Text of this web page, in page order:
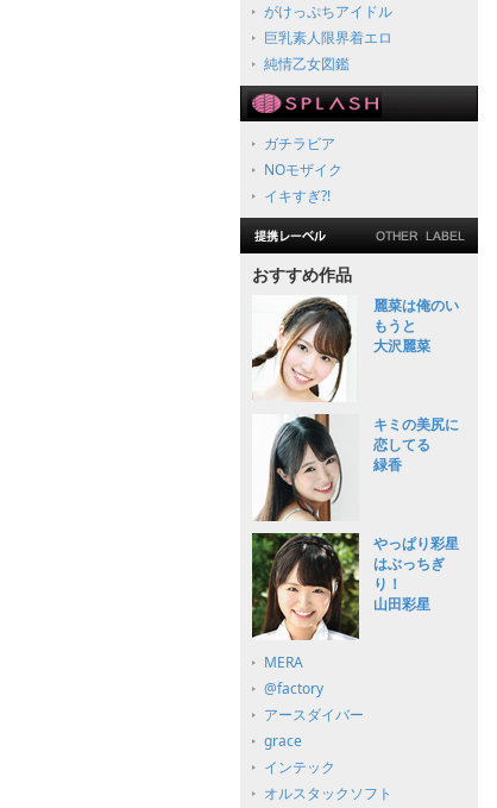
がけっぷちアイドル
巨乳素人限界着エロ
純情乙女図鑑
ガチラビア
NOモザイク
イキすぎ?!
おすすめ作品
麗菜は俺のい
もうと
大沢麗菜
キミの美尻に
恋してる
緑香
やっぱり彩星
はぶっちぎ
り！
山田彩星
MERA
@factory
アースダイバー
grace
インテック
オルスタックソフト